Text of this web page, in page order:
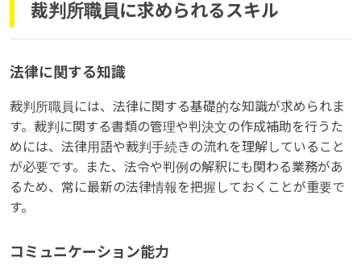
裁判所職員に求められるスキル
法律に関する知識
裁判所職員には、法律に関する基礎的な知識が求められま
す。裁判に関する書類の管理や判決文の作成補助を行うた
めには、法律用語や裁判手続きの流れを理解していること
が必要です。また、法令や判例の解釈にも関わる業務があ
るため、常に最新の法律情報を把握しておくことが重要で
す。
コミュニケーション能力